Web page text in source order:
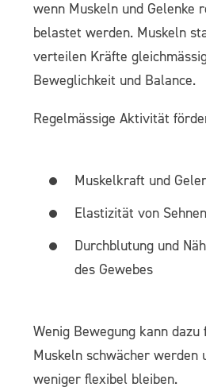
wenn Muskeln und Gelenke
belastet werden. Muskeln
verteilen Kräfte
Beweglichkeit und Balance.
Regelmässige Aktivität
Muskelkraft und
Elastizität von
Durchblutung und
des Gewebes
Wenig Bewegung kann dazu
Muskeln schwächer werden
weniger flexibel bleiben.